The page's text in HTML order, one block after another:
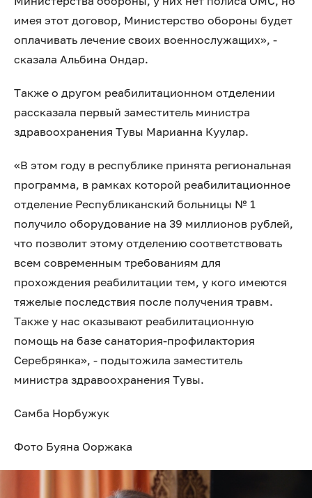
имея этот договор, Министерство обороны будет
оплачивать лечение своих военнослужащих», -
сказала Альбина Ондар.
Также о другом реабилитационном отделении
рассказала первый заместитель министра
здравоохранения Тувы Марианна Куулар.
«В этом году в республике принята региональная
программа, в рамках которой реабилитационное
отделение Республиканский больницы № 1
получило оборудование на 39 миллионов рублей,
что позволит этому отделению соответствовать
всем современным требованиям для
прохождения реабилитации тем, у кого имеются
тяжелые последствия после получения травм.
Также у нас оказывают реабилитационную
помощь на базе санатория-профилактория
Серебрянка», - подытожила заместитель
министра здравоохранения Тувы.
Самба Норбужук
Фото Буяна Ооржака